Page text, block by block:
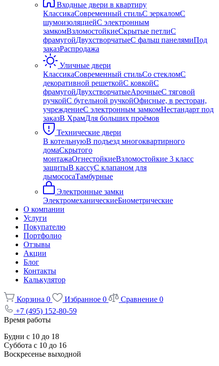
Входные двери в квартиру
КлассикаСовременный стильС зеркаломС
шумоизоляциейС электронным
замкомВзломостойкиеСкрытые петлиС
фрамугойДвухстворчатыеС фальш панелямиПод
заказРаспродажа
Уличные двери
КлассикаСовременный стильСо стекломС
декоративной решеткойС ковкойС
фрамугойДвухстворчатыеАрочныеС тяговой
ручкойС бугельной ручкойОфисные, в ресторан,
учреждениеС электронным замкомНестандарт под
заказВ ХрамДля больших проёмов
Технические двери
В котельнуюВ подъезд многоквартирного
домаСкрытого
монтажаОгнестойкиеВзломостойкие 3 класс
защитыВ кассуС клапаном для
дымососаТамбурные
Электронные замки
ЭлектромеханическиеБиометрические
О компании
Услуги
Покупателю
Портфолио
Отзывы
Акции
Блог
Контакты
Калькулятор
Корзина 0 Избранное 0 Сравнение 0
+7 (495) 152-80-59
Время работы
Будни с 10 до 18
Суббота с 10 до 16
Воскресенье выходной